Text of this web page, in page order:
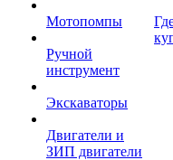
Мотопомпы
Ручной
инструмент
Экскаваторы
Двигатели и
ЗИП двигатели